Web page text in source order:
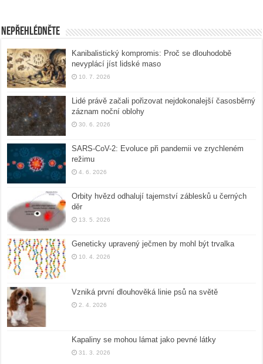
Nepřehlédněte
Kanibalistický kompromis: Proč se dlouhodobě
nevyplácí jíst lidské maso
10. 7. 2026
Lidé právě začali pořizovat nejdokonalejší časosběrný
záznam noční oblohy
30. 6. 2026
SARS-CoV-2: Evoluce při pandemii ve zrychleném
režimu
4. 6. 2026
Orbity hvězd odhalují tajemství záblesků u černých
děr
13. 5. 2026
Geneticky upravený ječmen by mohl být trvalka
10. 4. 2026
Vzniká první dlouhověká linie psů na světě
2. 4. 2026
Kapaliny se mohou lámat jako pevné látky
31. 3. 2026